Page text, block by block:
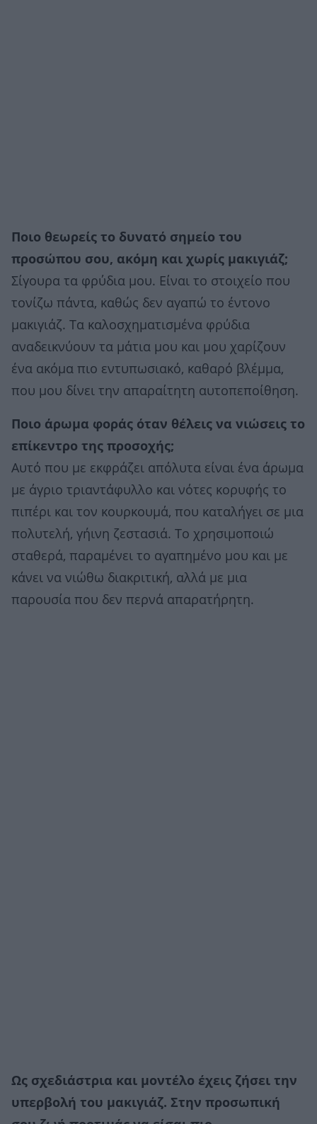
Ποιο θεωρείς το δυνατό σημείο του
προσώπου σου, ακόμη και χωρίς μακιγιάζ;
Σίγουρα τα φρύδια μου. Είναι το στοιχείο που
τονίζω πάντα, καθώς δεν αγαπώ το έντονο
μακιγιάζ. Τα καλοσχηματισμένα φρύδια
αναδεικνύουν τα μάτια μου και μου χαρίζουν
ένα ακόμα πιο εντυπωσιακό, καθαρό βλέμμα,
που μου δίνει την απαραίτητη αυτοπεποίθηση.
Ποιο άρωμα φοράς όταν θέλεις να νιώσεις το
επίκεντρο της προσοχής;
Αυτό που με εκφράζει απόλυτα είναι ένα άρωμα
με άγριο τριαντάφυλλο και νότες κορυφής το
πιπέρι και τον κουρκουμά, που καταλήγει σε μια
πολυτελή, γήινη ζεστασιά. Το χρησιμοποιώ
σταθερά, παραμένει το αγαπημένο μου και με
κάνει να νιώθω διακριτική, αλλά με μια
παρουσία που δεν περνά απαρατήρητη.
Ως σχεδιάστρια και μοντέλο έχεις ζήσει την
υπερβολή του μακιγιάζ. Στην προσωπική